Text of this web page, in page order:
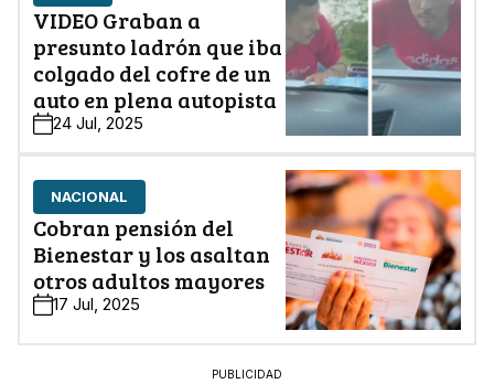
VIDEO Graban a
presunto ladrón que iba
colgado del cofre de un
auto en plena autopista
24 Jul, 2025
NACIONAL
Cobran pensión del
Bienestar y los asaltan
otros adultos mayores
17 Jul, 2025
PUBLICIDAD